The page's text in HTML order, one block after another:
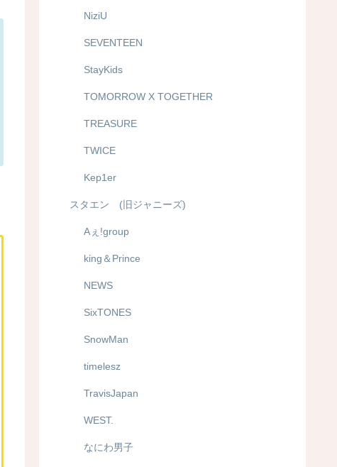
NiziU
SEVENTEEN
StayKids
TOMORROW X TOGETHER
TREASURE
TWICE
Kep1er
スタエン (旧ジャニーズ)
Aぇ!group
king＆Prince
NEWS
SixTONES
SnowMan
timelesz
TravisJapan
WEST.
なにわ男子